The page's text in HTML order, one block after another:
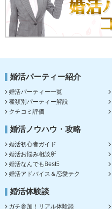
婚活パーティー紹介
婚活パーティー一覧
種類別パーティー解説
クチコミ評価
婚活ノウハウ・攻略
婚活初心者ガイド
婚活お悩み相談所
婚活なんでもBest5
婚活アドバイス＆恋愛テク
婚活体験談
ガチ参加！リアル体験談